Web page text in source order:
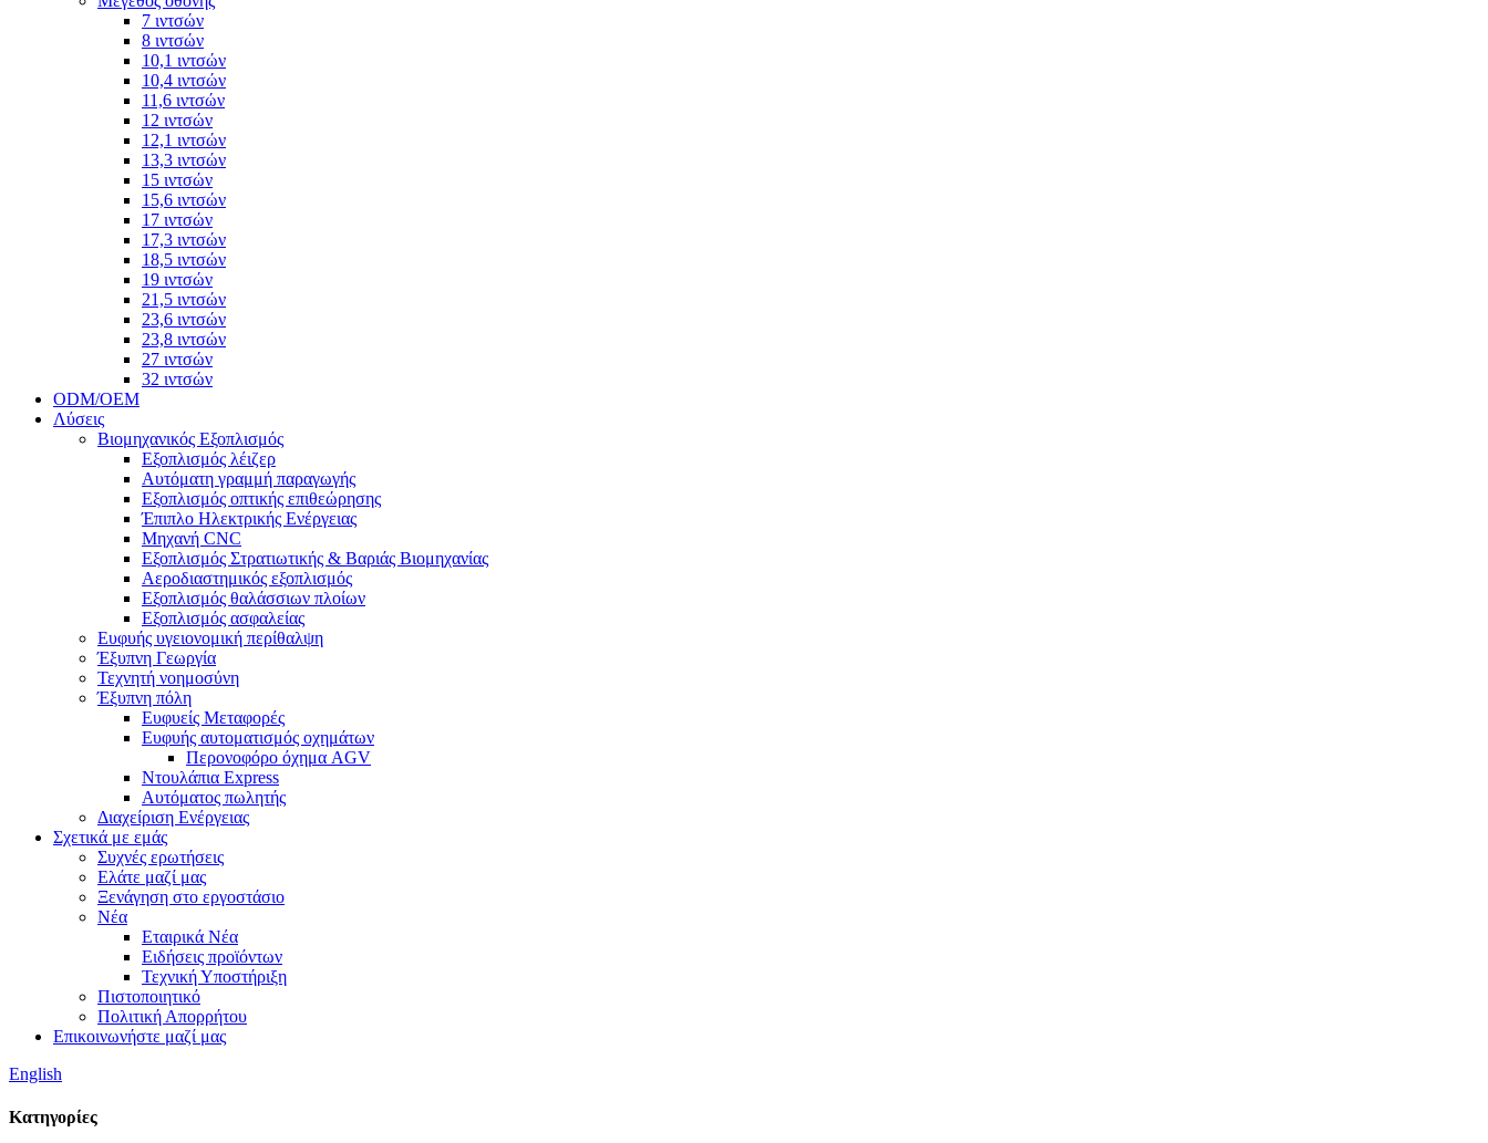
7 ιντσών
8 ιντσών
10,1 ιντσών
10,4 ιντσών
11,6 ιντσών
12 ιντσών
12,1 ιντσών
13,3 ιντσών
15 ιντσών
15,6 ιντσών
17 ιντσών
17,3 ιντσών
18,5 ιντσών
19 ιντσών
21,5 ιντσών
23,6 ιντσών
23,8 ιντσών
27 ιντσών
32 ιντσών
ODM/OEM
Λύσεις
Βιομηχανικός Εξοπλισμός
Εξοπλισμός λέιζερ
Αυτόματη γραμμή παραγωγής
Εξοπλισμός οπτικής επιθεώρησης
Έπιπλο Ηλεκτρικής Ενέργειας
Μηχανή CNC
Εξοπλισμός Στρατιωτικής & Βαριάς Βιομηχανίας
Αεροδιαστημικός εξοπλισμός
Εξοπλισμός θαλάσσιων πλοίων
Εξοπλισμός ασφαλείας
Ευφυής υγειονομική περίθαλψη
Έξυπνη Γεωργία
Τεχνητή νοημοσύνη
Έξυπνη πόλη
Ευφυείς Μεταφορές
Ευφυής αυτοματισμός οχημάτων
Περονοφόρο όχημα AGV
Ντουλάπια Express
Αυτόματος πωλητής
Διαχείριση Ενέργειας
Σχετικά με εμάς
Συχνές ερωτήσεις
Ελάτε μαζί μας
Ξενάγηση στο εργοστάσιο
Νέα
Εταιρικά Νέα
Ειδήσεις προϊόντων
Τεχνική Υποστήριξη
Πιστοποιητικό
Πολιτική Απορρήτου
Επικοινωνήστε μαζί μας
English
Κατηγορίες